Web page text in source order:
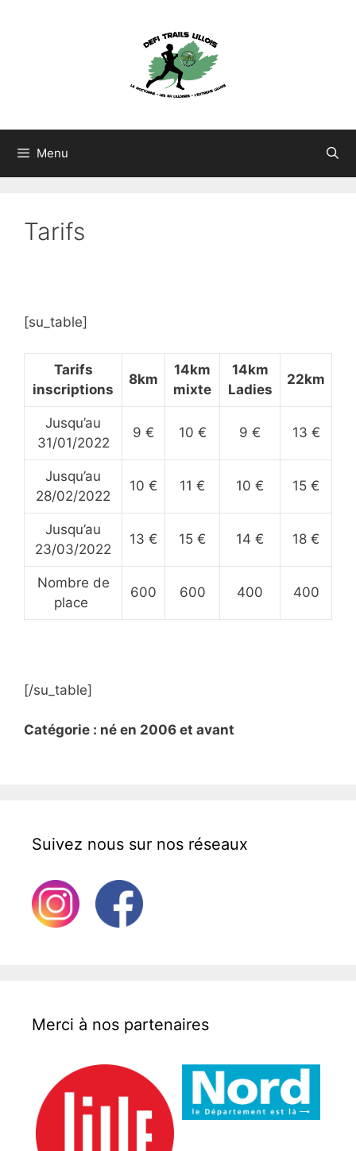
Menu
Tarifs
[su_table]
Tarifs
inscriptions
8km
14km
mixte
14km
Ladies
22km
Jusqu’au
31/01/2022
9 € 10 € 9 € 13 €
Jusqu’au
28/02/2022
10 € 11 € 10 € 15 €
Jusqu’au
23/03/2022
13 € 15 € 14 € 18 €
Nombre de
place
600 600 400 400
[/su_table]
Catégorie : né en 2006 et avant
Suivez nous sur nos réseaux
Merci à nos partenaires